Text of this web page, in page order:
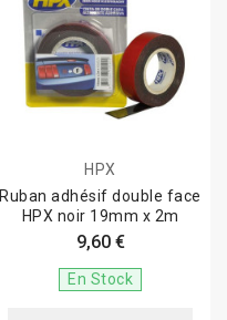
HPX
Ruban adhésif double face
HPX noir 19mm x 2m
9,60 €
En Stock